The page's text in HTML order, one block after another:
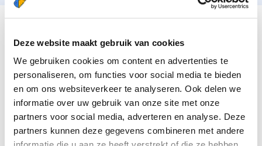
Deze website maakt gebruik van cookies
We gebruiken cookies om content en advertenties te
personaliseren, om functies voor social media te bieden
en om ons websiteverkeer te analyseren. Ook delen we
informatie over uw gebruik van onze site met onze
partners voor social media, adverteren en analyse. Deze
partners kunnen deze gegevens combineren met andere
DEZE KWALITEITEN HEEFT ONZE TOP
KRANTENBEZORGER
Je bent verantwoordelijk en zelfstandig
Je houdt van lekker bewegen in de frisse lucht
Je houdt vooral van fijn werk dat lekker bijverdient!
Je wordt blij van het bezorgen van het laatste nieuws